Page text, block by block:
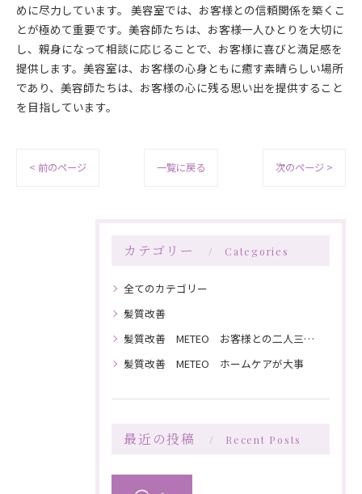
めに尽力しています。 美容室では、お客様との信頼関係を築くこ
とが極めて重要です。美容師たちは、お客様一人ひとりを大切に
し、親身になって相談に応じることで、お客様に喜びと満足感を
提供します。美容室は、お客様の心身ともに癒す素晴らしい場所
であり、美容師たちは、お客様の心に残る思い出を提供すること
を目指しています。
< 前のページ 一覧に戻る 次のページ >
カテゴリー Categories
全てのカテゴリー
髪質改善
髪質改善 METEO お客様との二人三脚で髪を綺麗にしていく
髪質改善 METEO ホームケアが大事
最近の投稿 Recent Posts